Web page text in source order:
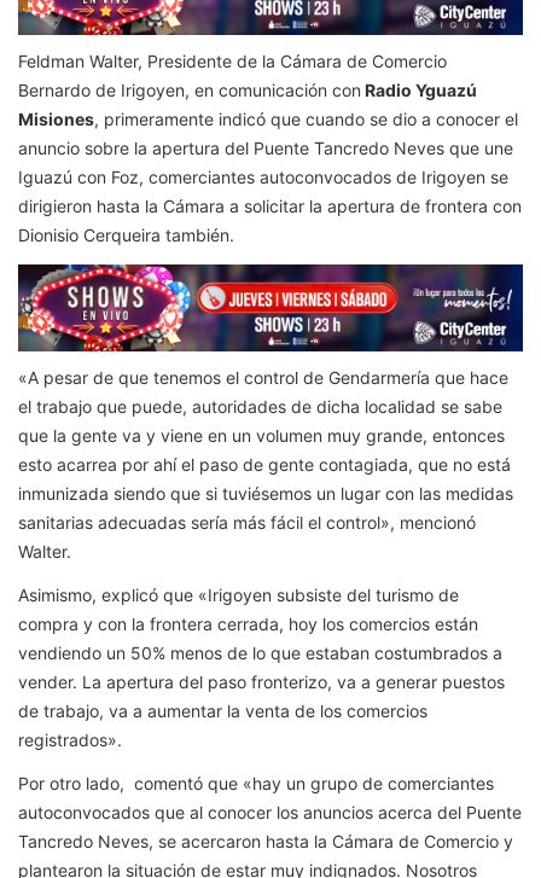
Feldman Walter, Presidente de la Cámara de Comercio
Bernardo de Irigoyen, en comunicación con Radio Yguazú
Misiones, primeramente indicó que cuando se dio a conocer el
anuncio sobre la apertura del Puente Tancredo Neves que une
Iguazú con Foz, comerciantes autoconvocados de Irigoyen se
dirigieron hasta la Cámara a solicitar la apertura de frontera con
Dionisio Cerqueira también.
«A pesar de que tenemos el control de Gendarmería que hace
el trabajo que puede, autoridades de dicha localidad se sabe
que la gente va y viene en un volumen muy grande, entonces
esto acarrea por ahí el paso de gente contagiada, que no está
inmunizada siendo que si tuviésemos un lugar con las medidas
sanitarias adecuadas sería más fácil el control», mencionó
Walter.
Asimismo, explicó que «Irigoyen subsiste del turismo de
compra y con la frontera cerrada, hoy los comercios están
vendiendo un 50% menos de lo que estaban costumbrados a
vender. La apertura del paso fronterizo, va a generar puestos
de trabajo, va a aumentar la venta de los comercios
registrados».
Por otro lado, comentó que «hay un grupo de comerciantes
autoconvocados que al conocer los anuncios acerca del Puente
Tancredo Neves, se acercaron hasta la Cámara de Comercio y
plantearon la situación de estar muy indignados. Nosotros